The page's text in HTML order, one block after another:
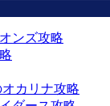
ンズ攻略
カリナ攻略